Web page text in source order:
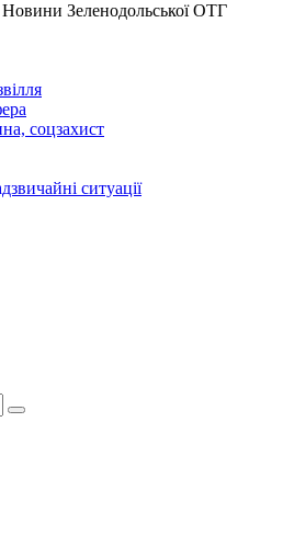
Новини Зеленодольської ОТГ
соцзахист
ситуації